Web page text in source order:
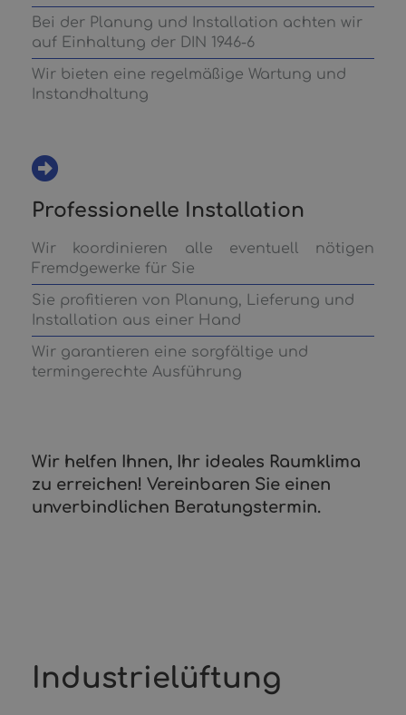
Bei der Planung und Installation achten wir
auf Einhaltung der DIN 1946-6
Wir bieten eine regelmäßige Wartung und
Instandhaltung
Professionelle Installation
Wir koordinieren alle eventuell nötigen
Fremdgewerke für Sie
Sie profitieren von Planung, Lieferung und
Installation aus einer Hand
Wir garantieren eine sorgfältige und
termingerechte Ausführung
Wir helfen Ihnen, Ihr ideales Raumklima
zu erreichen! Vereinbaren Sie einen
unverbindlichen Beratungstermin.
Industrielüftung